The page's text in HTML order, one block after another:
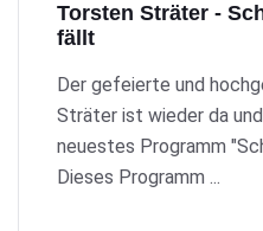
Torsten Sträter -
fällt
Der gefeierte und
Sträter ist wieder da
neuestes Programm
Dieses Programm ...